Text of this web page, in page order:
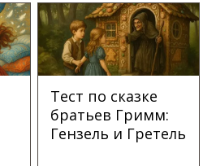
Тест по сказке
братьев Гримм:
Гензель и Гретель